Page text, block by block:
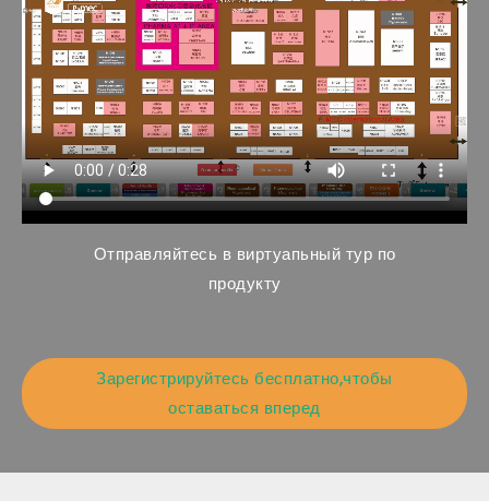
Отправляйтесь в виртуапьный тур по
продукту
Зарегистрируйтесь бесплатно,чтобы
оставаться вперед